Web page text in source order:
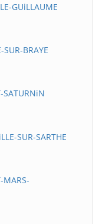
GUiLLAUME
BRAYE
SUR-SARTHE